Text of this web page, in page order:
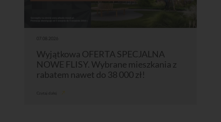
07.08.2026
Wyjątkowa OFERTA SPECJALNA
NOWE FLISY. Wybrane mieszkania z
rabatem nawet do 38 000 zł!